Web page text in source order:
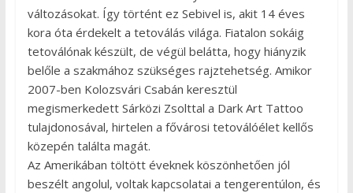
változásokat. Így történt ez Sebivel is, akit 14 éves
kora óta érdekelt a tetoválás világa. Fiatalon sokáig
tetoválónak készült, de végül belátta, hogy hiányzik
belőle a szakmához szükséges rajztehetség. Amikor
2007-ben Kolozsvári Csabán keresztül
megismerkedett Sárközi Zsolttal a Dark Art Tattoo
tulajdonosával, hirtelen a fővárosi tetoválóélet kellős
közepén találta magát.
Az Amerikában töltött éveknek köszönhetően jól
beszélt angolul, voltak kapcsolatai a tengerentúlon, és